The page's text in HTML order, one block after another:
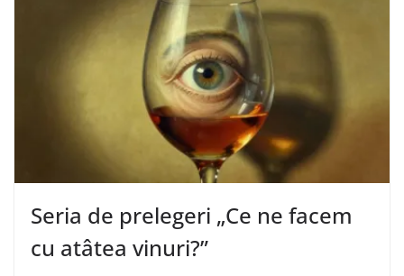
Seria de prelegeri „Ce ne facem
cu atâtea vinuri?”